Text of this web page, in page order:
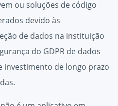
ou soluções de código
devido às
de dados na instituição
do GDPR de dados
investimento de longo prazo